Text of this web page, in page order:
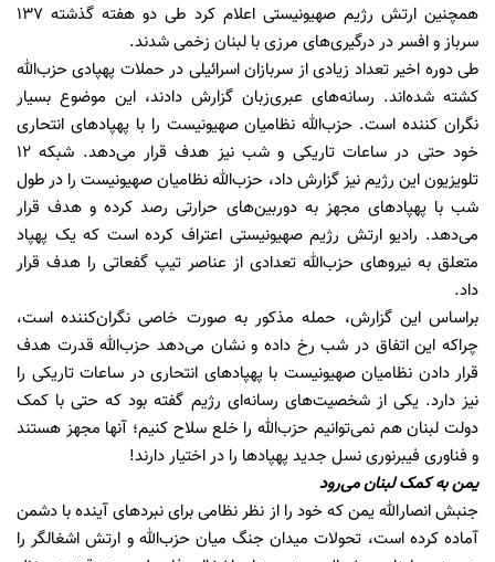
همچنین ارتش رژیم صهیونیستی اعلام کرد طی دو هفته گذشته ۱۳۷
سرباز و افسر در درگیری‌های مرزی با لبنان زخمی شدند.
طی دوره اخیر تعداد زیادی از سربازان اسرائیلی در حملات پهپادی حزب‌الله
کشته شده‌اند. رسانه‌های عبری‌زبان گزارش دادند، این موضوع بسیار
نگران کننده است. حزب‌الله نظامیان صهیونیست را با پهپادهای انتحاری
خود حتی در ساعات تاریکی و شب نیز هدف قرار می‌دهد. شبکه ۱۲
تلویزیون این رژیم نیز گزارش داد، حزب‌الله نظامیان صهیونیست را در طول
شب با پهپادهای مجهز به دوربین‌های حرارتی رصد کرده و هدف قرار
می‌دهد. رادیو ارتش رژیم صهیونیستی اعتراف کرده است که یک پهپاد
متعلق به نیروهای حزب‌الله تعدادی از عناصر تیپ گفعاتی را هدف قرار
داد.
براساس این گزارش، حمله مذکور به صورت خاصی نگران‌کننده است،
چراکه این اتفاق در شب رخ داده و نشان می‌دهد حزب‌الله قدرت هدف
قرار دادن نظامیان صهیونیست با پهپادهای انتحاری در ساعات تاریکی را
نیز دارد. یکی از شخصیت‌های رسانه‌ای رژیم گفته بود که حتی با کمک
دولت لبنان هم نمی‌توانیم حزب‌الله را خلع سلاح کنیم؛ آنها مجهز هستند
و فناوری فیبرنوری نسل جدید پهپادها را در اختیار دارند!
یمن به کمک لبنان می‌رود
جنبش انصارالله یمن که خود را از نظر نظامی برای نبردهای آینده با دشمن
آماده کرده است، تحولات میدان جنگ میان حزب‌الله و ارتش اشغالگر را